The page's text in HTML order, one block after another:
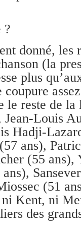
?
donné, les
(la
plus
le reste de la
Louis
Hadji-
ans),
(55 ans),
(51
Kent, ni
des